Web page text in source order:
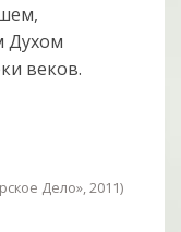
Духом
веков.
Дело», 2011)